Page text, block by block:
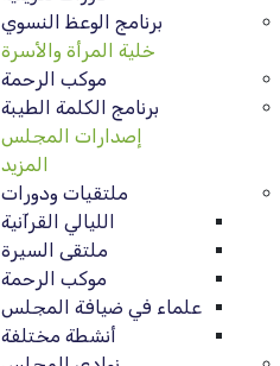
برنامج الوعظ النسوي
خلية المرأة والأسرة
موكب الرحمة
برنامج الكلمة الطيبة
إصدارات المجلس
المزيد
ملتقيات ودورات
الليالي القرآنية
ملتقى السيرة
موكب الرحمة
علماء في ضيافة المجلس
أنشطة مختلفة